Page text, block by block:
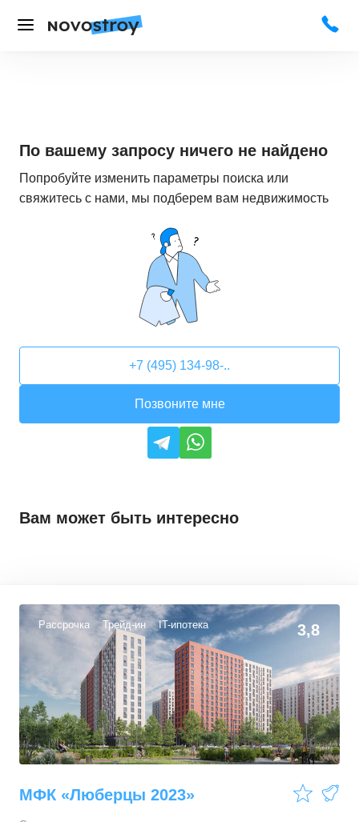
По вашему запросу ничего не найдено
Попробуйте изменить параметры поиска или
свяжитесь с нами, мы подберем вам недвижимость
+7 (495) 134-98-..
Позвоните мне
Вам может быть интересно
Рассрочка Трейд-ин IT-ипотека 3,8
МФК «Люберцы 2023»